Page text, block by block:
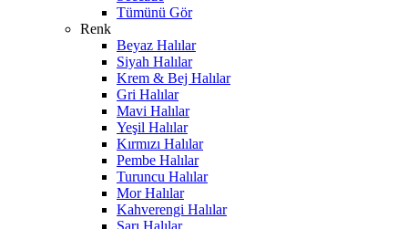
Tümünü Gör
Renk
Beyaz Halılar
Siyah Halılar
Krem & Bej Halılar
Gri Halılar
Mavi Halılar
Yeşil Halılar
Kırmızı Halılar
Pembe Halılar
Turuncu Halılar
Mor Halılar
Kahverengi Halılar
Sarı Halılar